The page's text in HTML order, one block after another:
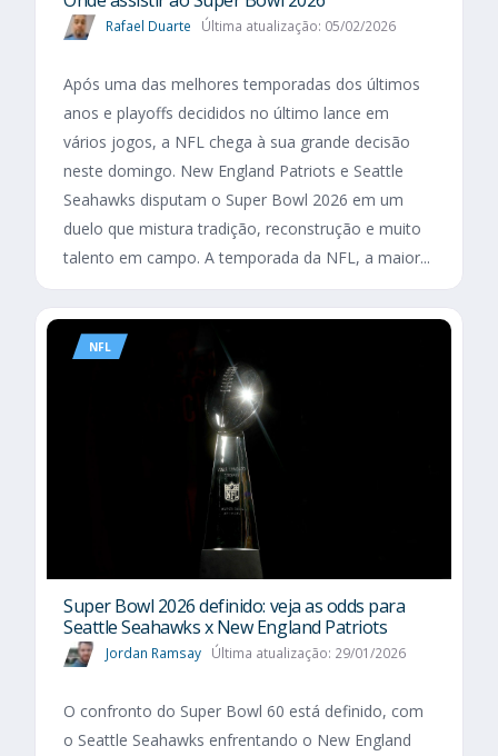
Rafael Duarte Última atualização: 05/02/2026
Após uma das melhores temporadas dos últimos
anos e playoffs decididos no último lance em
vários jogos, a NFL chega à sua grande decisão
neste domingo. New England Patriots e Seattle
Seahawks disputam o Super Bowl 2026 em um
duelo que mistura tradição, reconstrução e muito
talento em campo. A temporada da NFL, a maior...
NFL
Super Bowl 2026 definido: veja as odds para
Seattle Seahawks x New England Patriots
Jordan Ramsay Última atualização: 29/01/2026
O confronto do Super Bowl 60 está definido, com
o Seattle Seahawks enfrentando o New England